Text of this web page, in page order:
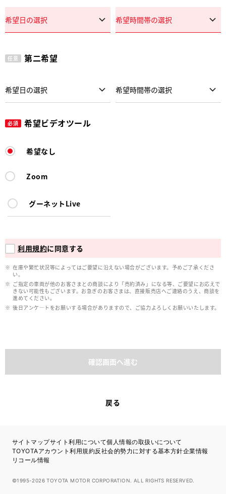
任意 第二希望
必須 希望ビデオツール
希望なし
Zoom
グーネットLive
利用規約に同意する
在庫や繁忙状況等によってはご要望に沿えない場合がございます。予めご了承くださ
い。
ご指定の車両が他のお客さまとの商談により「売約済み」になる等、ご要望にお応えで
きない可能性もございます。お急ぎのお客さまは、直接販売店へご連絡のうえ、商談を
進めてください。
後日アンケ―トをお願いする場合がありますので、ご協力よろしくお願いいたします。
確認画面へ進む
戻る
サイトマップサイト利用について個人情報の取扱いについて
TOYOTAアカウント利用規約反社会的勢力に対する基本方針企業情報
リコール情報
©1995-2026 TOYOTA MOTOR CORPORATION. ALL RIGHTS RESERVED.